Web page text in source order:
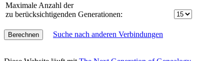
Maximale Anzahl der
zu berücksichtigenden Generationen:
Suche nach anderen Verbindungen